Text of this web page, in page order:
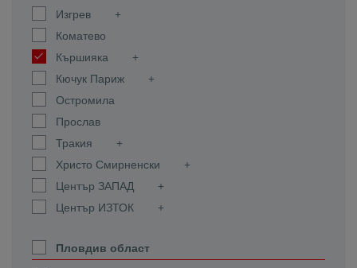
Изгрев
Коматево
Кършияка
Кючук Париж
Остромила
Прослав
Тракия
Христо Смирненски
Център ЗАПАД
Център ИЗТОК
Пловдив област